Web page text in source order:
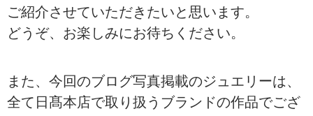
ご紹介させていただきたいと思います。
どうぞ、お楽しみにお待ちください。
また、今回のブログ写真掲載のジュエリーは、
全て日髙本店で取り扱うブランドの作品でござ